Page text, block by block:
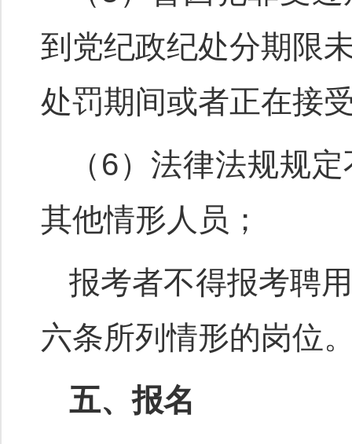
到党纪政纪处分期限
处罚期间或者正在接
（6）法律法规规
其他情形人员；
报考者不得报考聘
六条所列情形的岗位
五、报名